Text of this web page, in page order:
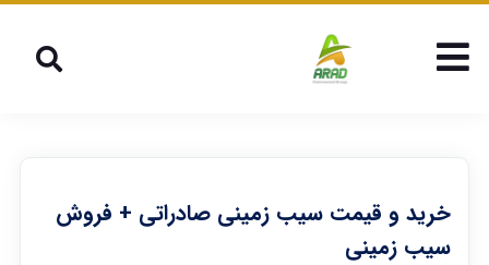
خرید و قیمت سیب زمینی صادراتی + فروش
سیب زمینی